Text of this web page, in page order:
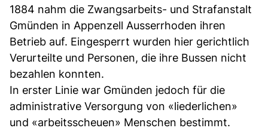
1884 nahm die Zwangsarbeits- und Strafanstalt
Gmünden in Appenzell Ausserrhoden ihren
Betrieb auf. Eingesperrt wurden hier gerichtlich
Verurteilte und Personen, die ihre Bussen nicht
bezahlen konnten.
In erster Linie war Gmünden jedoch für die
administrative Versorgung von «liederlichen»
und «arbeitsscheuen» Menschen bestimmt.